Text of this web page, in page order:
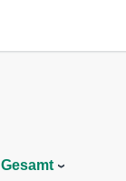
Gesamt